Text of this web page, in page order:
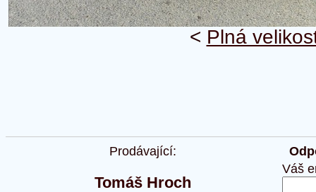
< Plná
Prodávající:
Tomáš Hroch
Váš